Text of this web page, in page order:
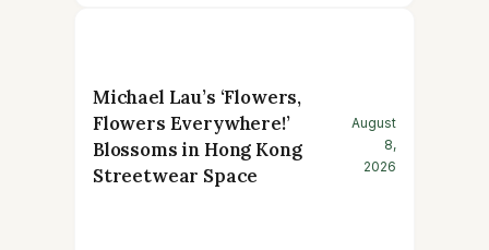
Michael Lau’s ‘Flowers,
Flowers Everywhere!’
Blossoms in Hong Kong
Streetwear Space
August
8,
2026